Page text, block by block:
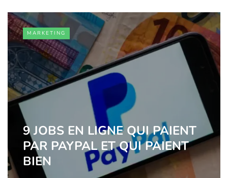
MARKETING
9 JOBS EN LIGNE QUI PAIENT
PAR PAYPAL ET QUI PAIENT
BIEN